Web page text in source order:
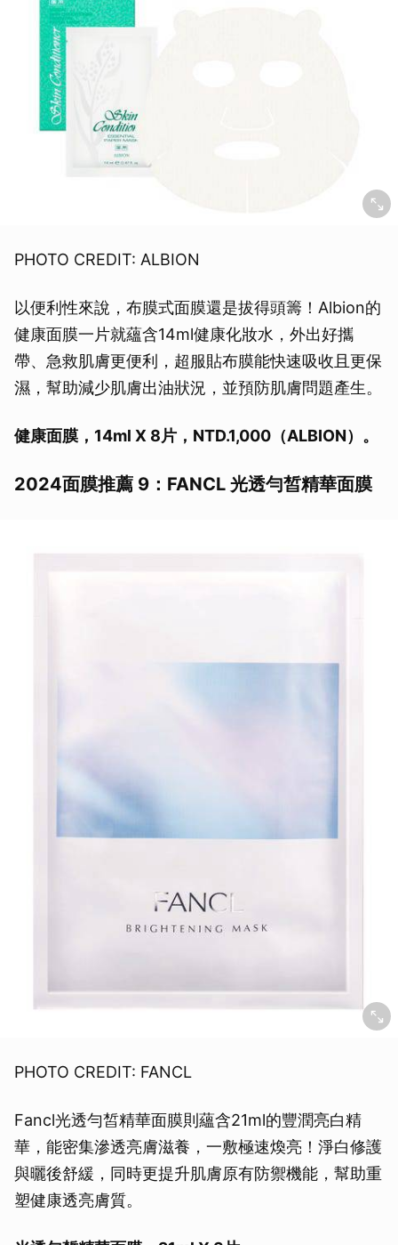
PHOTO CREDIT: ALBION
以便利性來說，布膜式面膜還是拔得頭籌！Albion的
健康面膜一片就蘊含14ml健康化妝水，外出好攜
帶、急救肌膚更便利，超服貼布膜能快速吸收且更保
濕，幫助減少肌膚出油狀況，並預防肌膚問題產生。
健康面膜，14ml X 8片，NTD.1,000（ALBION）。
2024面膜推薦 9：FANCL 光透勻皙精華面膜
PHOTO CREDIT: FANCL
Fancl光透勻皙精華面膜則蘊含21ml的豐潤亮白精
華，能密集滲透亮膚滋養，一敷極速煥亮！淨白修護
與曬後舒緩，同時更提升肌膚原有防禦機能，幫助重
塑健康透亮膚質。